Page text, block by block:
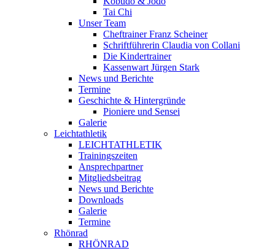
Tai Chi
Unser Team
Cheftrainer Franz Scheiner
Schriftführerin Claudia von Collani
Die Kindertrainer
Kassenwart Jürgen Stark
News und Berichte
Termine
Geschichte & Hintergründe
Pioniere und Sensei
Galerie
Leichtathletik
LEICHTATHLETIK
Trainingszeiten
Ansprechpartner
Mitgliedsbeitrag
News und Berichte
Downloads
Galerie
Termine
Rhönrad
RHÖNRAD